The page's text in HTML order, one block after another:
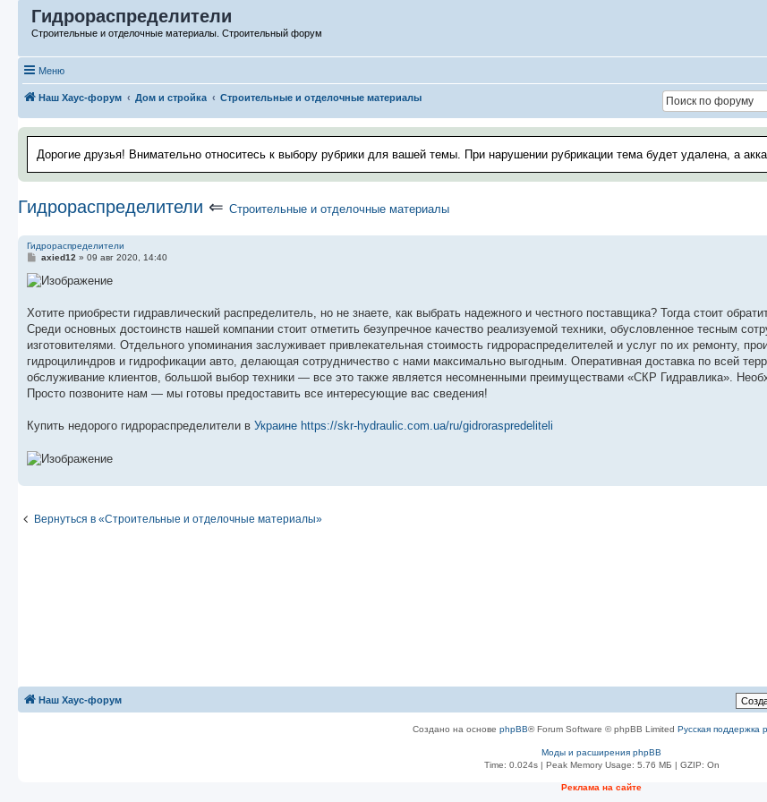
Гидрораспределители
Строительные и отделочные материалы. Строительный форум
Меню
Наш Хаус-форум Дом и стройка Строительные и отделочные материалы
Дорогие друзья! Внимательно относитесь к выбору рубрики для вашей темы. При нарушении рубрикации тема будет удалена, а
Гидрораспределители ⇐ Строительные и отделочные материалы
Гидрораспределители
С
о
б
е
и
е
axied12 » 09 авг 2020, 14:40
Хотите приобрести гидравлический распределитель, но не знаете, как выбрать надежного и честного поставщика? Тогда стоит
Среди основных достоинств нашей компании стоит отметить безупречное качество реализуемой техники, обусловленное тесным
изготовителями. Отдельного упоминания заслуживает привлекательная стоимость гидрораспределителей и услуг по их ремонту,
гидроцилиндров и гидрофикации авто, делающая сотрудничество с нами максимально выгодным. Оперативная доставка по всей
обслуживание клиентов, большой выбор техники — все это также является несомненными преимуществами «СКР Гидравлика».
Просто позвоните нам — мы готовы предоставить все интересующие вас сведения!
Купить недорого гидрораспределители в Украине https://skr-hydraulic.com.ua/ru/gidroraspredeliteli
Вернуться в «Строительные и отделочные материалы»
Наш Хаус-форум
Создано на основе phpBB® Forum Software © phpBB Limited Русская поддержка
Моды и расширения phpBB
Time: 0.024s| Peak Memory Usage: 5.76 МБ | GZIP: On
Реклама на сайте